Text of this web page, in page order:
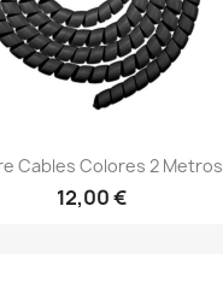
Cables Colores 2 Metros
12,00 €